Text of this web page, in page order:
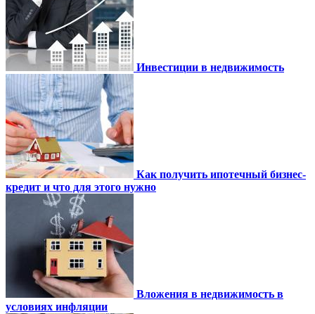
Инвестиции в недвижимость
Как получить ипотечный бизнес-
кредит и что для этого нужно
Вложения в недвижимость в
условиях инфляции